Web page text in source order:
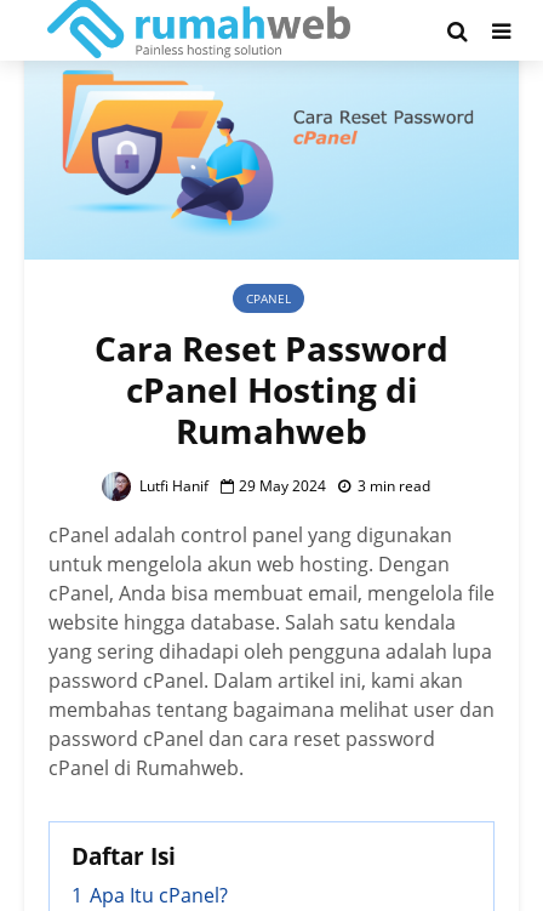
CPANEL
Cara Reset Password
cPanel Hosting di
Rumahweb
Lutfi Hanif 29 May 2024 3 min read
cPanel adalah control panel yang digunakan
untuk mengelola akun web hosting. Dengan
cPanel, Anda bisa membuat email, mengelola file
website hingga database. Salah satu kendala
yang sering dihadapi oleh pengguna adalah lupa
password cPanel. Dalam artikel ini, kami akan
membahas tentang bagaimana melihat user dan
password cPanel dan cara reset password
cPanel di Rumahweb.
Daftar Isi
1 Apa Itu cPanel?